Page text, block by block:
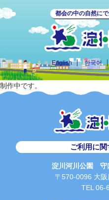
都会の中の自然に
English 한국어
制作中です。
ご利用に
淀川河川公園 守
〒570-0096 大
TEL 06-